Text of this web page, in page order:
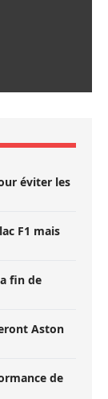
éviter les
F1 mais
fin de
Aston
de